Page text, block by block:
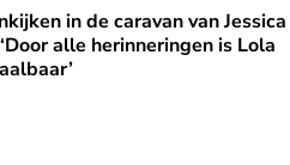
in de caravan van Jessica
alle herinneringen is Lola
in de caravan van Jessica